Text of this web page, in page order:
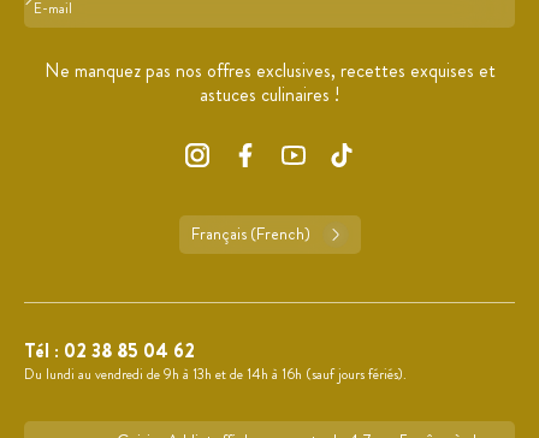
Format : adresse@email.com
Ne manquez pas nos offres exclusives, recettes exquises et
astuces culinaires !
Français (French)
Tél : 02 38 85 04 62
Du lundi au vendredi de 9h à 13h et de 14h à 16h (sauf jours fériés).